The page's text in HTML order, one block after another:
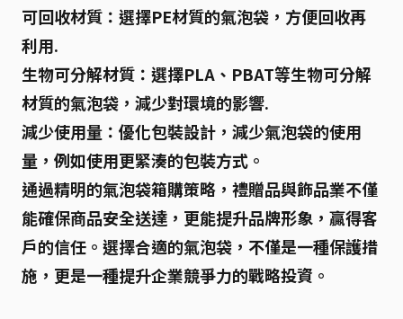
可回收材質： 選擇PE材質的氣泡袋，方便回收再
利用.
生物可分解材質： 選擇PLA、PBAT等生物可分解
材質的氣泡袋，減少對環境的影響.
減少使用量： 優化包裝設計，減少氣泡袋的使用
量，例如使用更緊湊的包裝方式。
通過精明的氣泡袋箱購策略，禮贈品與飾品業不僅
能確保商品安全送達，更能提升品牌形象，贏得客
戶的信任。選擇合適的氣泡袋，不僅是一種保護措
施，更是一種提升企業競爭力的戰略投資。